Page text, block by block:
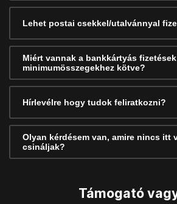
Lehet postai csekkel/utalvánnyal
Miért vannak a bankkártyás fizetések
minimumösszegekhez kötve?
Hírlevélre hogy tudok feliratkozni?
Olyan kérdésem van, amire nincs itt
csináljak?
Támogató